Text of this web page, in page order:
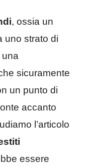
, ossia un
uno strato di
una
sicuramente
un punto di
accanto
l’articolo
essere